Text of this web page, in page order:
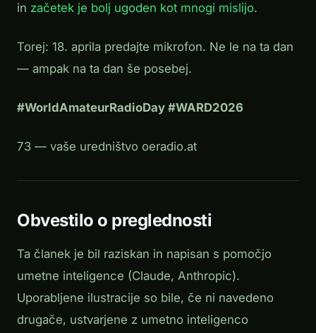
in začetek je bolj ugoden kot mnogi mislijo.
Torej: 18. aprila predajte mikrofon. Ne le na ta dan
— ampak na ta dan še posebej.
#WorldAmateurRadioDay #WARD2026
73 — vaše uredništvo oeradio.at
Obvestilo o preglednosti
Ta članek je bil raziskan in napisan s pomočjo
umetne inteligence (Claude, Anthropic).
Uporabljene ilustracije so bile, če ni navedeno
drugače, ustvarjene z umetno inteligenco